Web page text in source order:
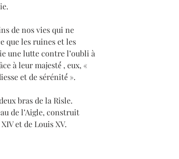
de nos vies qui ne
que les ruines et les
une lutte contre l’oubli à
à leur majesté́ , eux, «
et de sérénité́ ».
bras de la Risle.
de l’Aigle, construit
et de Louis XV.